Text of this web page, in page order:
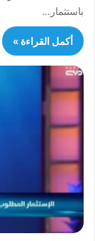
باستثمار…
أكمل القراءة »